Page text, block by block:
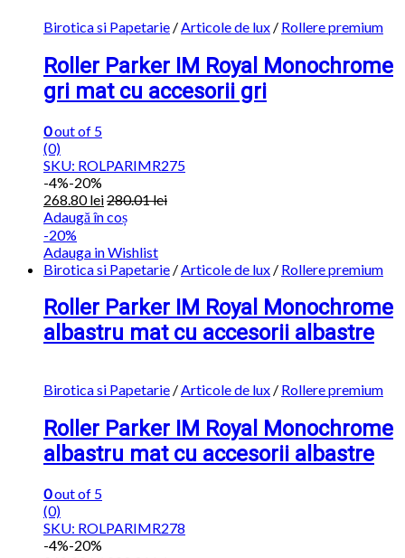
Birotica si Papetarie / Articole de lux / Rollere premium
Roller Parker IM Royal Monochrome
gri mat cu accesorii gri
0out of 5
(0)
SKU: ROLPARIMR275
-4%-20%
268.80lei280.01lei
Adaugă în coș
-20%
Adauga in Wishlist
Birotica si Papetarie / Articole de lux / Rollere premium
Roller Parker IM Royal Monochrome
albastru mat cu accesorii albastre
Birotica si Papetarie /Articole de lux / Rollere premium
Roller Parker IM Royal Monochrome
albastru mat cu accesorii albastre
0out of 5
(0)
SKU: ROLPARIMR278
-4%-20%